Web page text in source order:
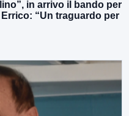
in arrivo il bando per
“Un traguardo per